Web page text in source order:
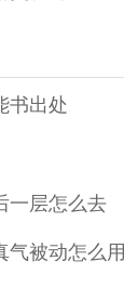
书出处
一层怎么去
气被动怎么用